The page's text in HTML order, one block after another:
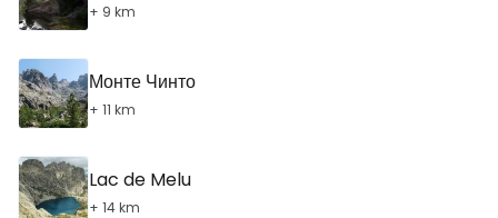
+ 9 km
Монте Чинто
+ 11 km
Lac de Melu
+ 14 km